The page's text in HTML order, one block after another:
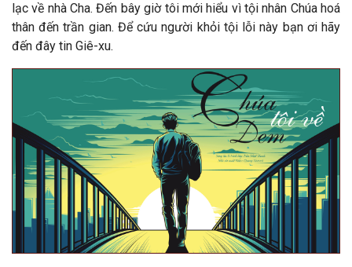
lạc về nhà Cha. Đến bây giờ tôi mới hiểu vì tội nhân Chúa hoá
thân đến trần gian. Để cứu người khỏi tội lỗi này bạn ơi hãy
đến đây tin Giê-xu.